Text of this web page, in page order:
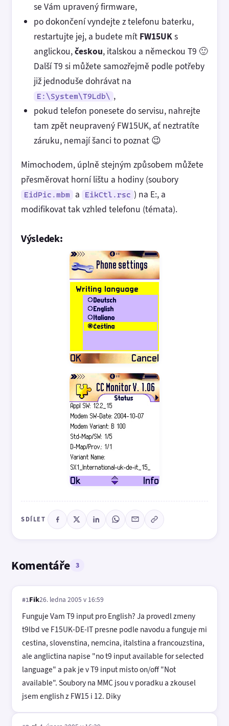
se Vám upravený firmware,
po dokončení vyndejte z telefonu baterku,
restartujte jej, a budete mít FW15UKs
anglickou,českou, italskou a německou T9 🙂
Další T9 si můžete samozřejmě podle potřeby
již jednoduše dohrávat na
E:\System\T9Ldb\ ,
pokud telefon ponesete do servisu, nahrejte
tam zpět neupravený FW15UK, ať neztratíte
záruku, nemají šanci to poznat 😉
Mimochodem, úplně stejným způsobem můžete
přesměrovat horní lištu a hodiny (soubory
EidPic.mbm a EikCtl.rsc ) na E:, a
modifikovat tak vzhled telefonu (témata).
Výsledek:
SDÍLET
Komentáře 3
#1Fik26. ledna 2005 v 16:59
Funguje Vam T9 input pro English? Ja provedl zmeny
t9lbd ve F15UK-DE-IT presne podle navodu a funguje mi
cestina, slovenstina, nemcina, italstina a francouzstina,
ale anglictina napise "no t9 input available for selected
language" a pak je v T9 input misto on/off "Not
available". Soubory na MMC jsou v poradku a zkousel
jsem english z FW15 i 12. Diky